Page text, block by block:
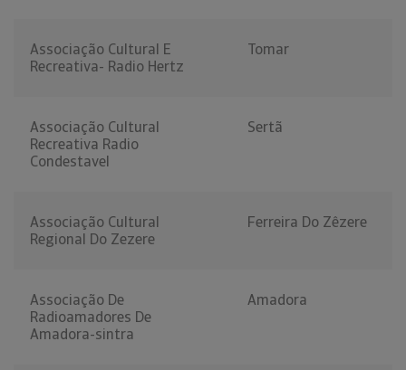
Associação Cultural E
Recreativa- Radio Hertz
Tomar
Associação Cultural
Recreativa Radio
Condestavel
Sertã
Associação Cultural
Regional Do Zezere
Ferreira Do Zêzere
Associação De
Radioamadores De
Amadora-sintra
Amadora